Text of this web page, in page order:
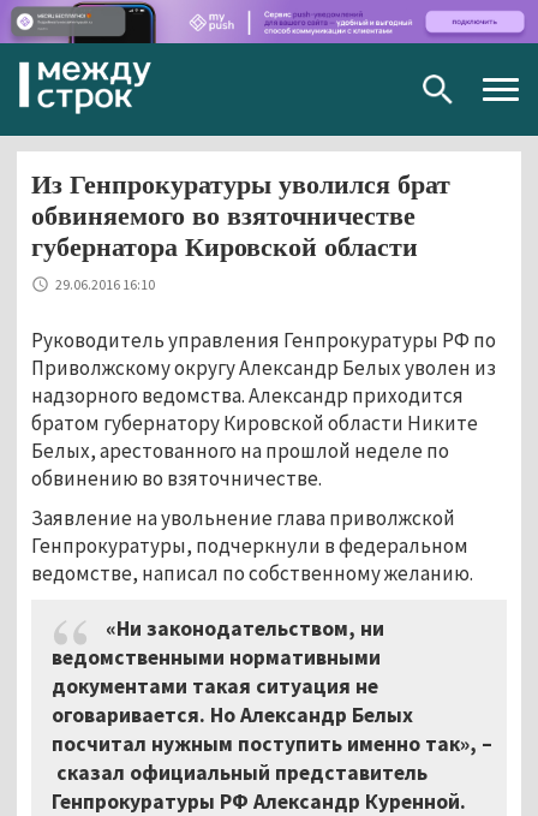
Из Генпрокуратуры уволился брат
обвиняемого во взяточничестве
губернатора Кировской области
29.06.2016 16:10
Руководитель управления Генпрокуратуры РФ по
Приволжскому округу Александр Белых уволен из
надзорного ведомства. Александр приходится
братом губернатору Кировской области Никите
Белых, арестованного на прошлой неделе по
обвинению во взяточничестве.
Заявление на увольнение глава приволжской
Генпрокуратуры, подчеркнули в федеральном
ведомстве, написал по собственному желанию.
«Ни законодательством, ни
ведомственными нормативными
документами такая ситуация не
оговаривается. Но Александр Белых
посчитал нужным поступить именно так», –
сказал официальный представитель
Генпрокуратуры РФ Александр Куренной.